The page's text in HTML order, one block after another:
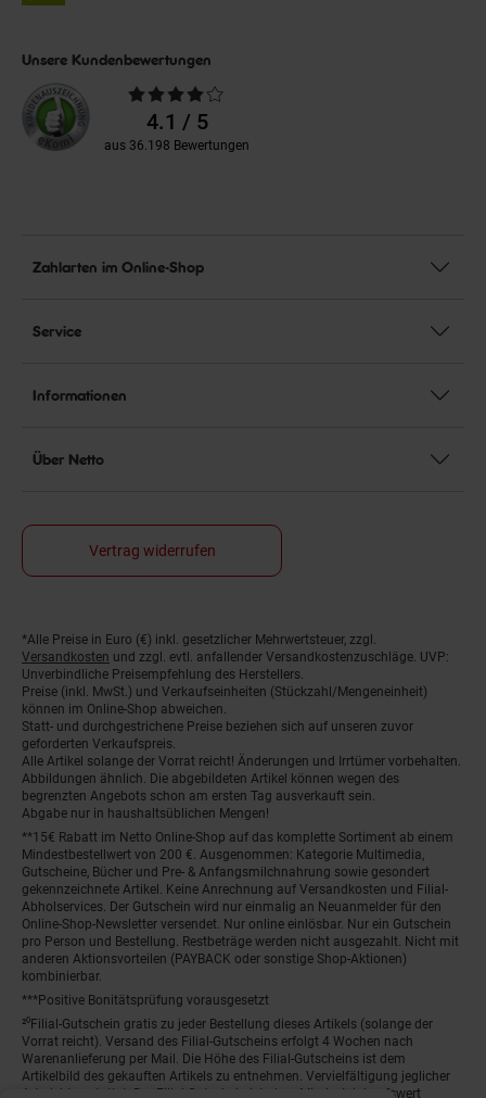
Unsere Kundenbewertungen
Durchschnittliche
Bewertungen4.1 / 5
aus 36.198 Bewertungen
Zahlarten im Online-Shop
Service
Informationen
Über Netto
Vertrag widerrufen
Fußnoten
*Alle Preise in Euro (€) inkl. gesetzlicher Mehrwertsteuer, zzgl.
Versandkosten und zzgl. evtl. anfallender Versandkostenzuschläge. UVP:
Unverbindliche Preisempfehlung des Herstellers.
Preise (inkl. MwSt.) und Verkaufseinheiten (Stückzahl/Mengeneinheit)
können im Online-Shop abweichen.
Statt- und durchgestrichene Preise beziehen sich auf unseren zuvor
geforderten Verkaufspreis.
Alle Artikel solange der Vorrat reicht! Änderungen und Irrtümer vorbehalten.
Abbildungen ähnlich. Die abgebildeten Artikel können wegen des
begrenzten Angebots schon am ersten Tag ausverkauft sein.
Abgabe nur in haushaltsüblichen Mengen!
**15€ Rabatt im Netto Online-Shop auf das komplette Sortiment ab einem
Mindestbestellwert von 200 €. Ausgenommen: Kategorie Multimedia,
Gutscheine, Bücher und Pre- & Anfangsmilchnahrung sowie gesondert
gekennzeichnete Artikel. Keine Anrechnung auf Versandkosten und Filial-
Abholservices. Der Gutschein wird nur einmalig an Neuanmelder für den
Online-Shop-Newsletter versendet. Nur online einlösbar. Nur ein Gutschein
pro Person und Bestellung. Restbeträge werden nicht ausgezahlt. Nicht mit
anderen Aktionsvorteilen (PAYBACK oder sonstige Shop-Aktionen)
kombinierbar.
***Positive Bonitätsprüfung vorausgesetzt
²⁰Filial-Gutschein gratis zu jeder Bestellung dieses Artikels (solange der
Vorrat reicht). Versand des Filial-Gutscheins erfolgt 4 Wochen nach
Warenanlieferung per Mail. Die Höhe des Filial-Gutscheins ist dem
Artikelbild des gekauften Artikels zu entnehmen. Vervielfältigung jeglicher
Art nicht gestattet. Der Filial-Gutschein ist ohne Mindesteinkaufswert